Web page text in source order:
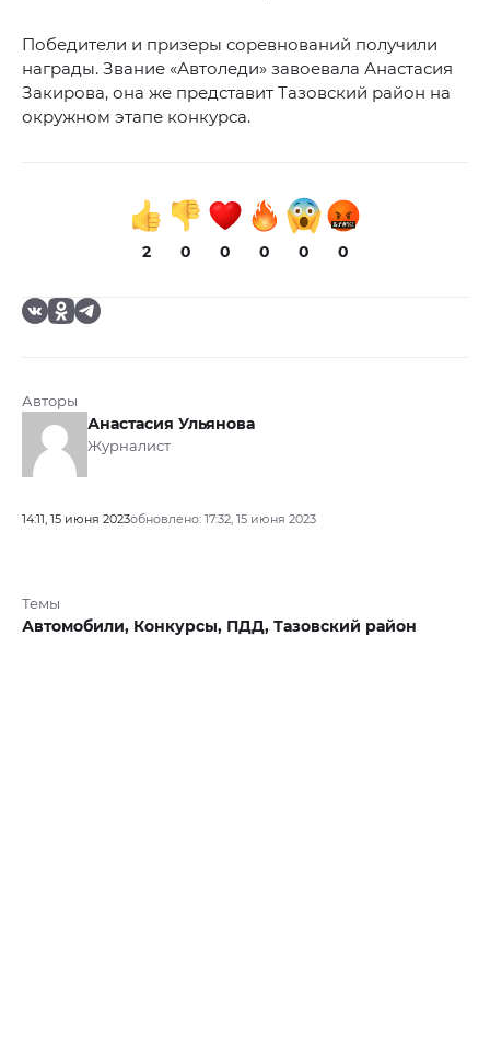
Победители и призеры соревнований получили
награды. Звание «Автоледи» завоевала Анастасия
Закирова, она же представит Тазовский район на
окружном этапе конкурса.
2 0 0 0 0 0
Авторы
Анастасия Ульянова
Журналист
14:11, 15 июня 2023обновлено: 17:32, 15 июня 2023
Темы
Автомобили, Конкурсы, ПДД, Тазовский район